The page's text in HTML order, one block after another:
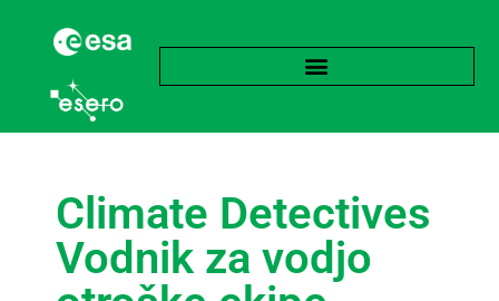
Climate Detectives
Vodnik za vodjo